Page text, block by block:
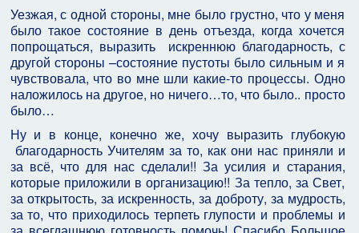
Уезжая, с одной стороны, мне было грустно, что у меня
было такое состояние в день отъезда, когда хочется
попрощаться, выразить искреннюю благодарность, с
другой стороны –состояние пустоты было сильным и я
чувствовала, что во мне шли какие-то процессы. Одно
наложилось на другое, но ничего…то, что было.. просто
было…
Ну и в конце, конечно же, хочу выразить глубокую
благодарность Учителям за то, как они нас приняли и
за всё, что для нас сделали!! За усилия и старания,
которые приложили в организацию!! За тепло, за Свет,
за открытость, за искренность, за доброту, за мудрость,
за то, что приходилось терпеть глупости и проблемы и